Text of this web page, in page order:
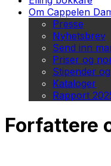
Om Cappelen
Presse
Nyhetsbrev
Send inn
Priser og
Stipender
Kataloger
Rapport
Forfattere